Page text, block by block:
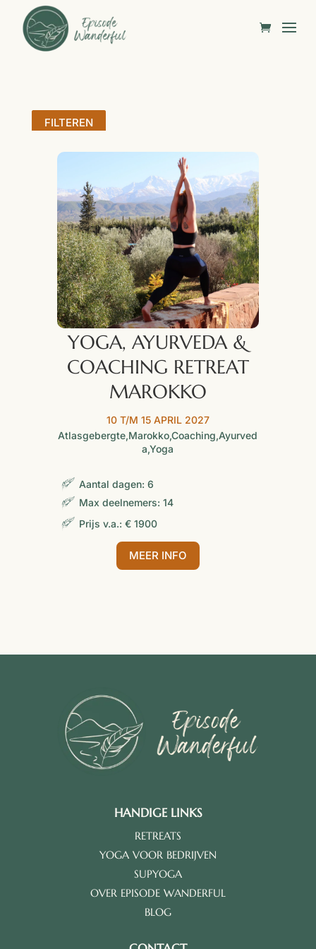
FILTEREN
YOGA, AYURVEDA &
COACHING RETREAT
MAROKKO
10 T/M 15 APRIL 2027
Atlasgebergte,Marokko,Coaching,Ayurved
a,Yoga
Aantal dagen:6
Max deelnemers:14
Prijs v.a.:€ 1900
MEER INFO
HANDIGE LINKS
RETREATS
YOGA VOOR BEDRIJVEN
SUPYOGA
OVER EPISODE WANDERFUL
BLOG